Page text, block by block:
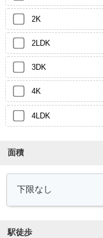
2K
2LDK
3DK
4K
4LDK
面積
駅徒歩